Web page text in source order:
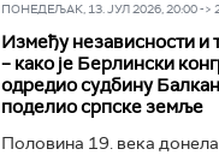
ПОНЕДЕЉАК, 13. ЈУЛ 2026, 20:00 ->
Између независности и
– како је Берлински
одредио судбину
поделио српске земље
Половина 19. века донела